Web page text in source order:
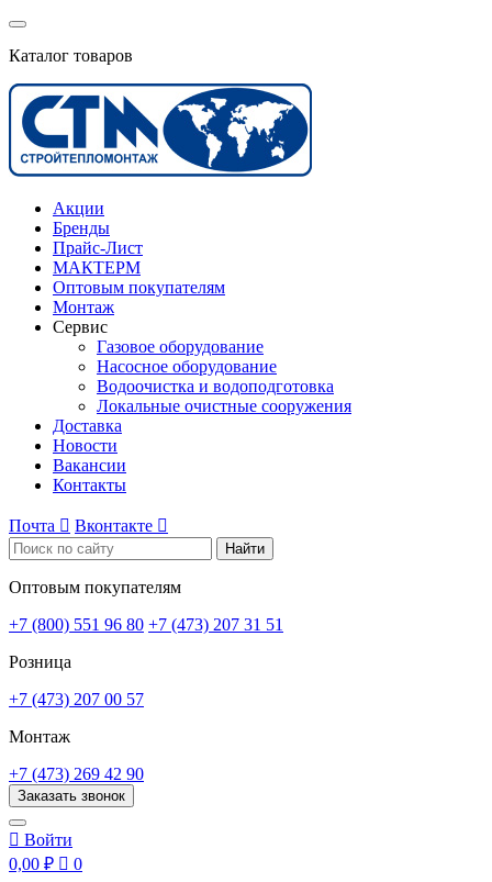
Каталог товаров
Акции
Бренды
Прайс-Лист
МАКТЕРМ
Оптовым покупателям
Монтаж
Сервис
Газовое оборудование
Насосное оборудование
Водоочистка и водоподготовка
Локальные очистные сооружения
Доставка
Новости
Вакансии
Контакты
Почта  Вконтакте 
Найти
Оптовым покупателям
+7 (800) 551 96 80 +7 (473) 207 31 51
Розница
+7 (473) 207 00 57
Монтаж
+7 (473) 269 42 90
Заказать звонок
 Войти
0,00 ₽  0